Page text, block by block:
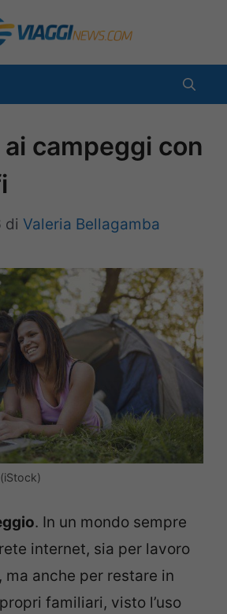
ai campeggi con
di Valeria Bellagamba
. In un mondo sempre
internet, sia per lavoro
ma anche per restare in
familiari, visto l’uso